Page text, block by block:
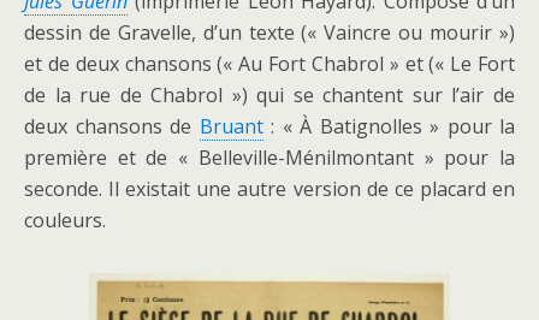
dessin de Gravelle, d’un texte (« Vaincre ou mourir »)
et de deux chansons (« Au Fort Chabrol » et (« Le Fort
de la rue de Chabrol ») qui se chantent sur l’air de
deux chansons de Bruant: « À Batignolles » pour la
première et de « Belleville-Ménilmontant » pour la
seconde. Il existait une autre version de ce placard en
couleurs.